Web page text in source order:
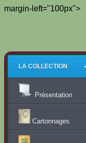
margin-left="100px">
LA COLLECTION
Présentation
Cartonnages